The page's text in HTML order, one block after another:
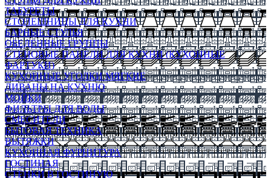
ТАБУРЕТЫ
СТОЛЕШНИЦЫ ДЛЯ КУХНИ
БАРНЫЕ СТУЛЬЯ
ОБЕДЕННЫЕ ГРУППЫ
СТЕНОВЫЕ ПАНЕЛИ ДЛЯ КУХНИ (КУХОННЫЕ
ФАРТУКИ)
КУХОННЫЕ УГОЛКИ МЯГКИЕ
ДИВАНЫ НА КУХНЮ
МОЙКИ
ФИЛЬТРЫ ДЛЯ ВОДЫ
СМЕСИТЕЛИ
БЫТОВАЯ ТЕХНИКА
ВЫТЯЖКИ
КУХОННАЯ ФУРНИТУРА
ГОСТИНАЯ
СТЕНКИ В ГОСТИНУЮ